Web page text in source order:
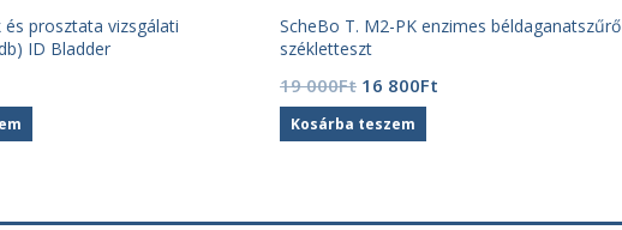
és prosztata vizsgálati
ID Bladder
ScheBo T. M2-PK enzimes béldaganatszűrő
székletteszt
19 000Ft Original
price
was:
16 800Ft
Kosárba teszem